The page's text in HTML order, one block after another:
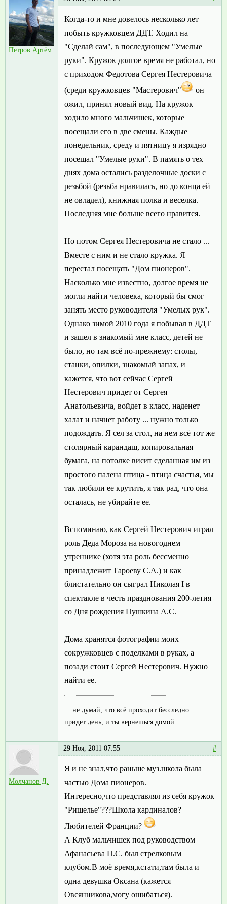
Петров Артём
Когда-то и мне довелось несколько лет
побыть кружковцем ДДТ. Ходил на
"Сделай сам", в последующем "Умелые
руки". Кружок долгое время не работал, но
с приходом Федотова Сергея Нестеровича
(среди кружковцев "Мастерович"
он
ожил, принял новый вид. На кружок
ходило много мальчишек, которые
посещали его в две смены. Каждые
понедельник, среду и пятницу я изрядно
посещал "Умелые руки". В память о тех
днях дома остались разделочные доски с
резьбой (резьба нравилась, но до конца ей
не овладел), книжная полка и веселка.
Последняя мне больше всего нравится.
Но потом Сергея Нестеровича не стало ...
Вместе с ним и не стало кружка. Я
перестал посещать "Дом пионеров".
Насколько мне известно, долгое время не
могли найти человека, который бы смог
занять место руководителя "Умелых рук".
Однако зимой 2010 года я побывал в ДДТ
и зашел в знакомый мне класс, детей не
было, но там всё по-прежнему: столы,
станки, опилки, знакомый запах, и
кажется, что вот сейчас Сергей
Нестерович придет от Сергея
Анатольевича, войдет в класс, наденет
халат и начнет работу ... нужно только
подождать. Я сел за стол, на нем всё тот же
столярный карандаш, копировальная
бумага, на потолке висит сделанная им из
простого палена птица - птица счастья, мы
так любили ее крутить, я так рад, что она
осталась, не убирайте ее.
Вспоминаю, как Сергей Нестерович играл
роль Деда Мороза на новогоднем
утреннике (хотя эта роль бессменно
принадлежит Тароеву С.А.) и как
блистательно он сыграл Николая I в
спектакле в честь празднования 200-летия
со Дня рождения Пушкина А.С.
Дома хранятся фотографии моих
сокружковцев с поделками в руках, а
позади стоит Сергей Нестерович. Нужно
найти ее.
... не думай, что всё проходит бесследно ...
придет день, и ты вернешься домой ...
Молчанов Д.
29 Ноя, 2011 07:55 #
Я и не знал,что раньше муз.школа была
частью Дома пионеров.
Интересно,что представлял из себя кружок
"Ришелье"???Школа кардиналов?
Любителей Франции?
А Клуб мальчишек под руководством
Афанасьева П.С. был стрелковым
клубом.В моё время,кстати,там была и
одна девушка Оксана (кажется
Овсянникова,могу ошибаться).